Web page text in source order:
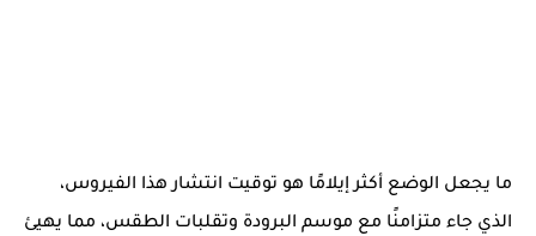
ما يجعل الوضع أكثر إيلامًا هو توقيت انتشار هذا الفيروس،
الذي جاء متزامنًا مع موسم البرودة وتقلبات الطقس، مما يهيئ